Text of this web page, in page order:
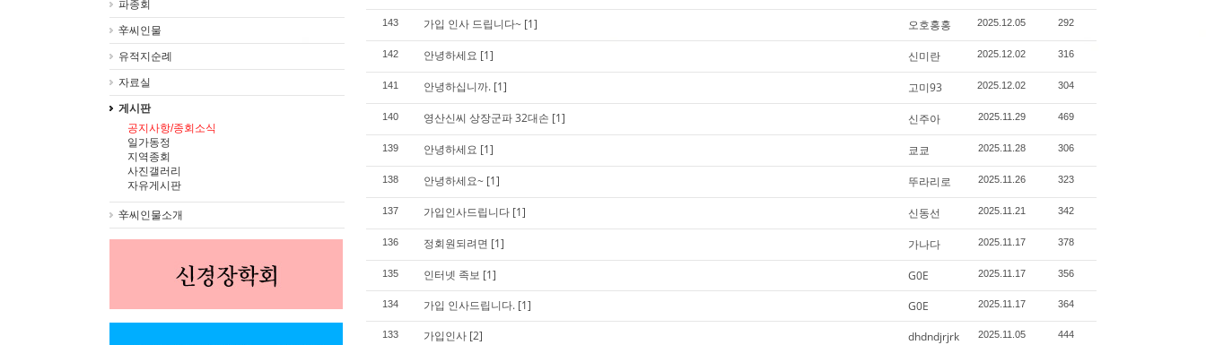
파종회
辛씨인물
유적지순례
자료실
게시판
공지사항/종회소식
일가동정
지역종회
사진갤러리
자유게시판
辛씨인물소개
143 가입 인사 드립니다~ [1] 오호홍홍 2025.12.05 292
142 안녕하세요 [1] 신미란 2025.12.02 316
141 안녕하십니까. [1] 고미93 2025.12.02 304
140 영산신씨 상장군파 32대손 [1] 신주아 2025.11.29 469
139 안녕하세요 [1] 쿄쿄 2025.11.28 306
138 안녕하세요~ [1] 뚜라리로 2025.11.26 323
137 가입인사드립니다 [1] 신동선 2025.11.21 342
136 정회원되려면 [1] 가나다 2025.11.17 378
135 인터넷 족보 [1] G0E 2025.11.17 356
134 가입 인사드립니다. [1] G0E 2025.11.17 364
133 가입인사 [2] dhdndjrjrk 2025.11.05 444